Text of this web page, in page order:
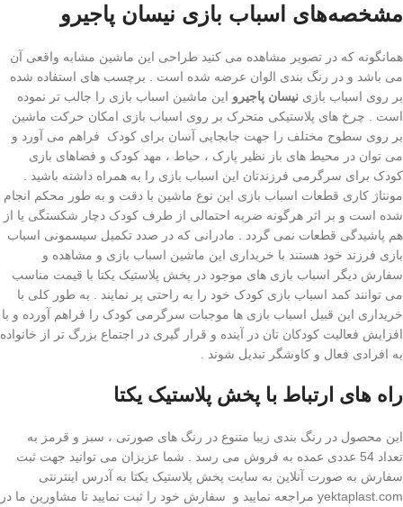
مشخصه‌های اسباب بازی نیسان پاجیرو
همانگونه که در تصویر مشاهده می کنید طراحی این ماشین مشابه واقعی آن
می باشد و در رنگ بندی الوان عرضه شده است . برچسب های استفاده شده
بر روی اسباب بازی نیسان پاجیرو این ماشین اسباب بازی را جالب تر نموده
است . چرخ های پلاستیکی متحرک بر روی اسباب بازی امکان حرکت ماشین
بر روی سطوح مختلف را جهت جابجایی آسان برای کودک فراهم می آورد و
می‌ توان در محیط های باز نظیر پارک ، حیاط ، مهد کودک و فضاهای بازی
کودک برای سرگرمی فرزندتان این اسباب بازی را به همراه داشته باشید .
مونتاژ کاری قطعات اسباب بازی این نوع ماشین با دقت و به طور محکم انجام
شده است و بر اثر هرگونه ضربه احتمالی از طرف کودک دچار شکستگی یا از
هم پاشیدگی قطعات نمی گردد . مادرانی که در صدد تکمیل سیسمونی اسباب
بازی فرزند خود هستند با خریداری این ماشین اسباب بازی و مشاهده و
سفارش دیگر اسباب بازی های موجود در پخش پلاستیک یکتا با قیمت مناسب
می توانند کمد اسباب بازی کودک خود را به راحتی پر نمایند . به طور کلی با
خریداری این قبیل اسباب بازی ها موجبات سرگرمی کودک را فراهم آورده و با
افزایش فعالیت کودکان تان در آینده و قرار گیری در اجتماع بزرگ تر از خانواده
به افرادی فعال و کاوشگر تبدیل شوند .
راه های ارتباط با پخش پلاستیک یکتا
این محصول در رنگ بندی زیبا متنوع در رنگ های صورتی ، سبز و قرمز به
تعداد 54 عددی عمده به فروش می رسد . شما عزیزان می توانید جهت ثبت
سفارش به صورت آنلاین به سایت پخش پلاستیک یکتا به آدرس اینترنتی
yektaplast.com مراجعه نمایید و سفارش خود را ثبت نمایید تا مشاورین ما در